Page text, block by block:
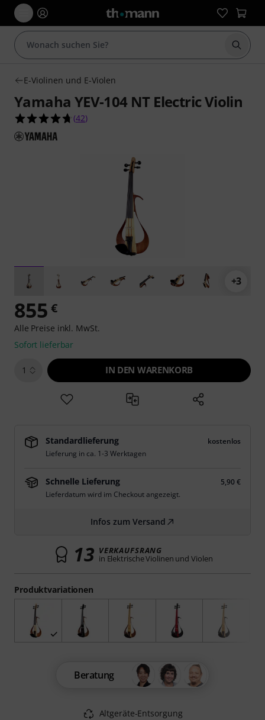
Suche
E-Violinen und E-Violen
Yamaha YEV-104 NT Electric Violin
4.7 von 5 Sternen aus 42 Kundenbewertungen
(42)
+3
Produktvariationen
855 €
Alle Preise inkl. MwSt.
Sofort lieferbar
1 IN DEN WARENKORB
Standardlieferung
kostenlos
Lieferung in ca. 1-3 Werktagen
Schnelle Lieferung
5,90 €
Lieferdatum wird im Checkout angezeigt.
Infos zum Versand
13 VERKAUFSRANG
in Elektrische Violinen und Violen
Beratung
Altgeräte-Entsorgung